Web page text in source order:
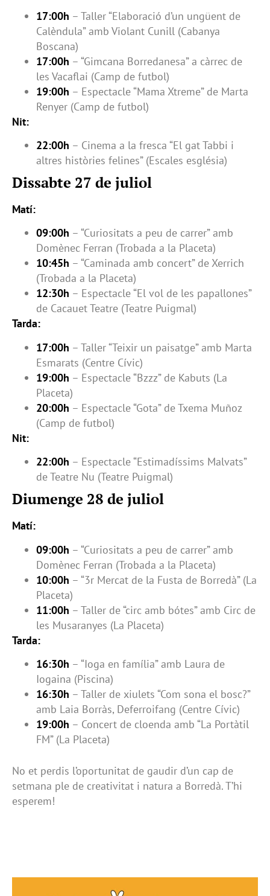
17:00h – Taller “Elaboració d’un ungüent de
Calèndula” amb Violant Cunill (Cabanya
Boscana)
17:00h – “Gimcana Borredanesa” a càrrec de
les Vacaflai (Camp de futbol)
19:00h – Espectacle “Mama Xtreme” de Marta
Renyer (Camp de futbol)
Nit:
22:00h – Cinema a la fresca “El gat Tabbi i
altres històries felines” (Escales església)
Dissabte 27 de juliol
Matí:
09:00h – “Curiositats a peu de carrer” amb
Domènec Ferran (Trobada a la Placeta)
10:45h – “Caminada amb concert” de Xerrich
(Trobada a la Placeta)
12:30h – Espectacle “El vol de les papallones”
de Cacauet Teatre (Teatre Puigmal)
Tarda:
17:00h – Taller “Teixir un paisatge” amb Marta
Esmarats (Centre Cívic)
19:00h – Espectacle “Bzzz” de Kabuts (La
Placeta)
20:00h – Espectacle “Gota” de Txema Muñoz
(Camp de futbol)
Nit:
22:00h – Espectacle “Estimadíssims Malvats”
de Teatre Nu (Teatre Puigmal)
Diumenge 28 de juliol
Matí:
09:00h – “Curiositats a peu de carrer” amb
Domènec Ferran (Trobada a la Placeta)
10:00h – “3r Mercat de la Fusta de Borredà” (La
Placeta)
11:00h – Taller de “circ amb bótes” amb Circ de
les Musaranyes (La Placeta)
Tarda:
16:30h – “Ioga en família” amb Laura de
Iogaina (Piscina)
16:30h – Taller de xiulets “Com sona el bosc?”
amb Laia Borràs, Deferroifang (Centre Cívic)
19:00h – Concert de cloenda amb “La Portàtil
FM” (La Placeta)
No et perdis l’oportunitat de gaudir d’un cap de
setmana ple de creativitat i natura a Borredà. T’hi
esperem!